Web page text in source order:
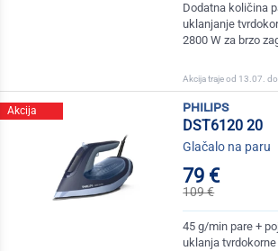
Dodatna količina
uklanjanje
2800 W za brzo
Akcija traje od 13.07.
Akcija
philips
DST6120 20
Glačalo na paru
79 €
109 €
45 g/min pare +
uklanja